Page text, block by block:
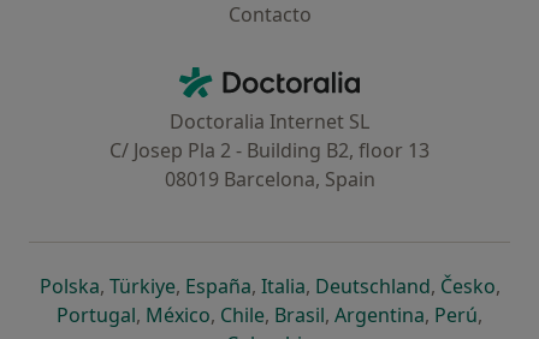
Contacto
Doctoralia - Homepage
Doctoralia Internet SL
C/ Josep Pla 2 - Building B2, floor 13
08019 Barcelona, Spain
Polskaabre num novo separador
, Türkiyeabre num novo separador
, Españaabre num novo separador
, Italiaabre num novo
, Deutschlandabre num
, Česko,
Portugalabre num novo separador
, Méxicoabre num novo separador
, Chileabre num novo separador
, Brasilabre num novo
, Argentinaabre num
, Perúabre
,